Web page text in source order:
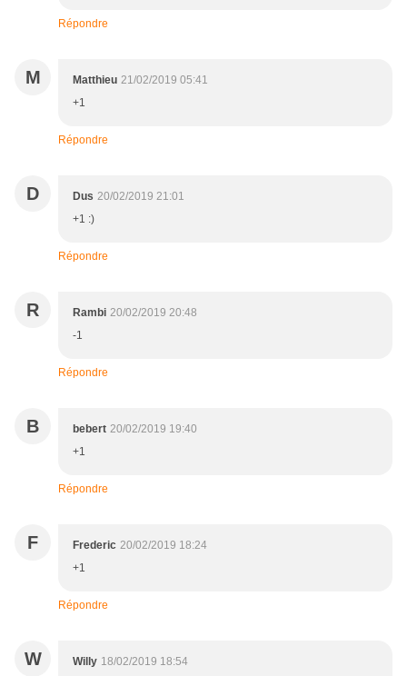
Répondre
M Matthieu 21/02/2019 05:41
+1
Répondre
D Dus 20/02/2019 21:01
+1 :)
Répondre
R Rambi 20/02/2019 20:48
-1
Répondre
B bebert 20/02/2019 19:40
+1
Répondre
F Frederic 20/02/2019 18:24
+1
Répondre
W Willy 18/02/2019 18:54